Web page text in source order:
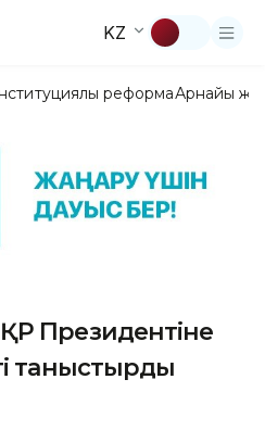
KZ
реформаАрнайы
Президентіне
таныстырды